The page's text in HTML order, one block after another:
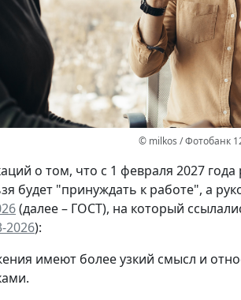
© milkos / Фотобанк
о том, что с 1 февраля 2027
будет "принуждать к работе", а
(далее – ГОСТ), на который
2026):
имеют более узкий смысл и